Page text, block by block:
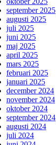
september 2025
augusti 2025
juli 2025
juni 2025
maj 2025
april 2025
mars 2025
februari 2025
januari 2025
december 2024
november 2024
oktober 2024
september 2024
augusti 2024
juli 2024